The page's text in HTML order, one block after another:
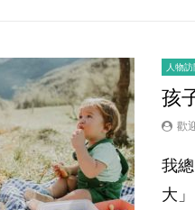
人物訪
孩
歡
我
大